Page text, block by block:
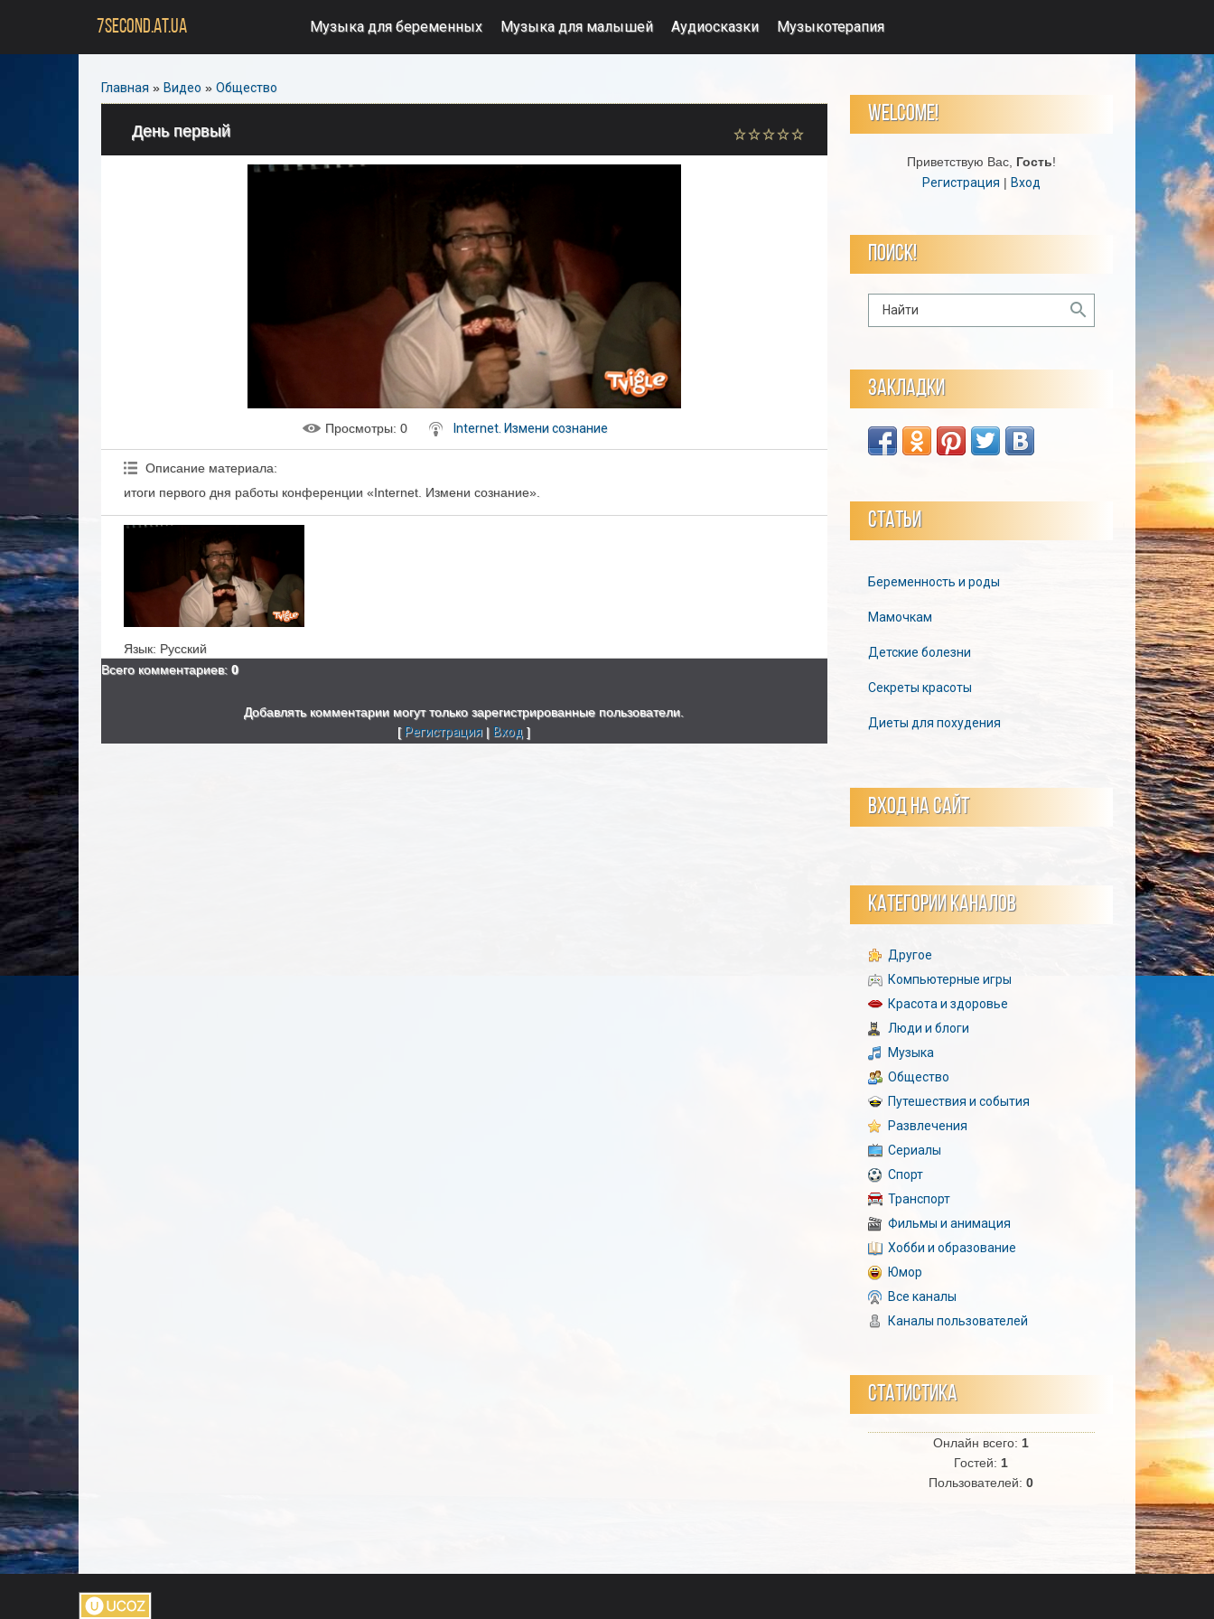
7SECOND.AT.UA Музыка для беременных Музыка для малышей Аудиосказки Музыкотерапия
Главная » Видео » Общество
День первый
Просмотры: 0 Internet. Измени сознание
Описание материала:
итоги первого дня работы конференции «Internet. Измени сознание».
Язык: Русский
Всего комментариев: 0
Добавлять комментарии могут только зарегистрированные пользователи.
[ Регистрация | Вход ]
WELCOME!
Приветствую Вас, Гость!
Регистрация | Вход
ПОИСК!
ЗАКЛАДКИ
СТАТЬИ
Беременность и роды
Мамочкам
Детские болезни
Секреты красоты
Диеты для похудения
ВХОД НА САЙТ
КАТЕГОРИИ КАНАЛОВ
Другое
Компьютерные игры
Красота и здоровье
Люди и блоги
Музыка
Общество
Путешествия и события
Развлечения
Сериалы
Спорт
Транспорт
Фильмы и анимация
Хобби и образование
Юмор
Все каналы
Каналы пользователей
СТАТИСТИКА
Онлайн всего: 1
Гостей: 1
Пользователей:0